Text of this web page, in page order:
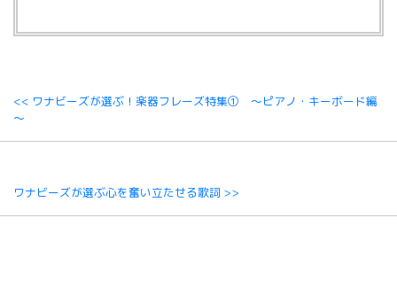
<< ワナビーズが選ぶ！楽器フレーズ特集① ～ピアノ・キーボード編
～
ワナビーズが選ぶ心を奮い立たせる歌詞 >>